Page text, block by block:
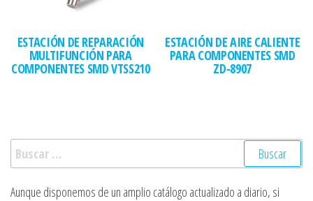
ESTACIÓN DE REPARACIÓN
MULTIFUNCIÓN PARA
COMPONENTES SMD VTSS210
ESTACIÓN DE AIRE CALIENTE
PARA COMPONENTES SMD
ZD-8907
Buscar:
Aunque disponemos de un amplio catálogo actualizado a diario, si